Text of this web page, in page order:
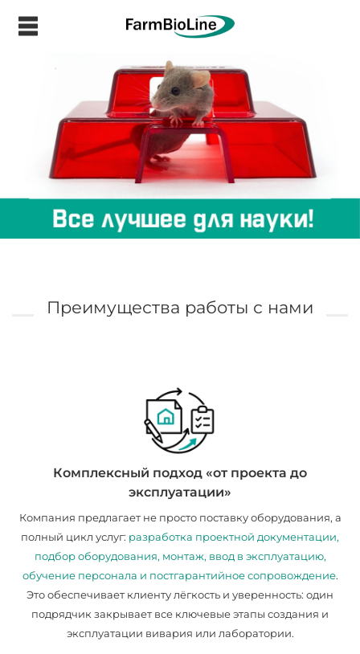
Преимущества работы с нами
Комплексный подход «от проекта до
эксплуатации»
Компания предлагает не просто поставку оборудования, а
полный цикл услуг: разработка проектной документации,
подбор оборудования, монтаж, ввод в эксплуатацию,
обучение персонала и постгарантийное сопровождение.
Это обеспечивает клиенту лёгкость и уверенность: один
подрядчик закрывает все ключевые этапы создания и
эксплуатации вивария или лаборатории.